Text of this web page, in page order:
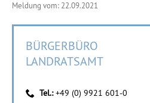
Meldung vom: 22.09.2021
BÜRGERBÜRO
LANDRATSAMT
Tel.:+49 (0) 9921 601-0